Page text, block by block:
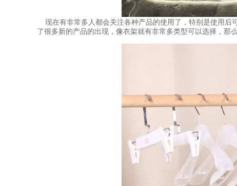
现在有非常多人都会关注各种产品的使用了，特别是使用后
了很多新的产品的出现，像衣架就有非常多类型可以选择，那